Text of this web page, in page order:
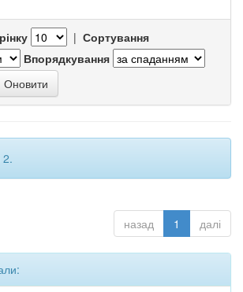
| Сортування
Впорядкування
2.
назад 1 далі